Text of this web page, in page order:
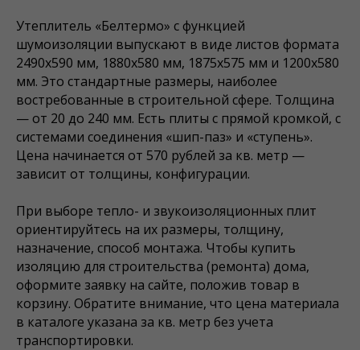
Утеплитель «Белтермо» с функцией
шумоизоляции выпускают в виде листов формата
2490х590 мм, 1880х580 мм, 1875х575 мм и 1200х580
мм. Это стандартные размеры, наиболее
востребованные в строительной сфере. Толщина
— от 20 до 240 мм. Есть плиты с прямой кромкой, с
системами соединения «шип-паз» и «ступень».
Цена начинается от 570 рублей за кв. метр —
зависит от толщины, конфигурации.
При выборе тепло- и звукоизоляционных плит
ориентируйтесь на их размеры, толщину,
назначение, способ монтажа. Чтобы купить
изоляцию для строительства (ремонта) дома,
оформите заявку на сайте, положив товар в
корзину. Обратите внимание, что цена материала
в каталоге указана за кв. метр без учета
транспортировки.